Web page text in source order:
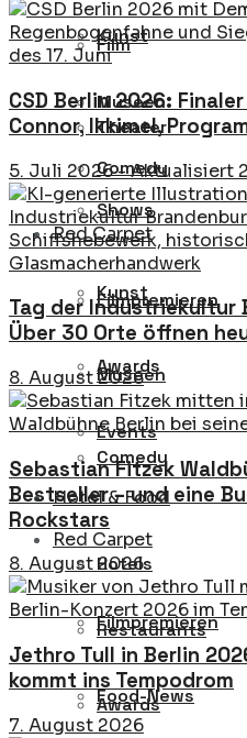
Film
Theater
Shows
Kunst
Museen
Comedy
Red Carpet
Filmpremieren
Awards
Kunst
Museen
Comedy
Red Carpet
Filmpremieren
Awards
Events
Hotel & Food
Hotels
Restaurants
Food-News
CSD Berlin 2026:
Connor, Ikkimel,
5. Juli 2026 - Aktualisiert
Tag der Industriekultur
Über 30 Orte öffnen
8. August 2026
Sebastian Fitzek
Bestseller – und eine
Rockstars
8. August 2026
Jethro Tull in Berlin
kommt ins Tempodrom
7. August 2026